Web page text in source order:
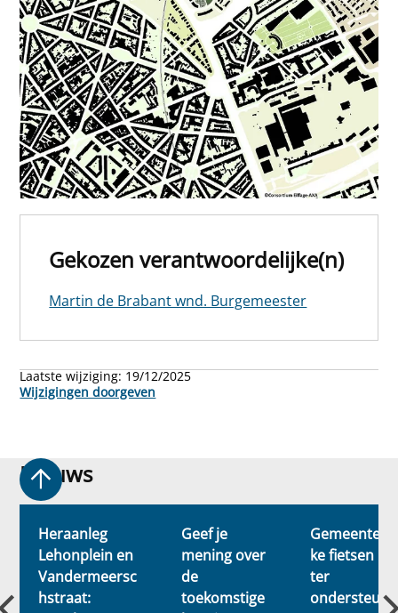
Gekozen verantwoordelijke(n)
Martin de Brabant wnd. Burgemeester
Laatste wijziging: 19/12/2025
Wijzigingen doorgeven
Nieuws
Nieuws
Heraanleg
Lehonplein en
Vandermeersc
hstraat:
Geef je
mening over
de
toekomstige
Gemeentelij
ke fietsen
ter
ondersteuni